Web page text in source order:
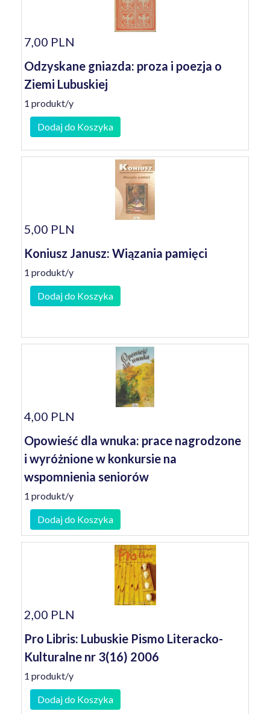
7,00 PLN
Odzyskane gniazda: proza i poezja o
Ziemi Lubuskiej
1 produkt/y
Dodaj do Koszyka
5,00 PLN
Koniusz Janusz: Wiązania pamięci
1 produkt/y
Dodaj do Koszyka
4,00 PLN
Opowieść dla wnuka: prace nagrodzone
i wyróżnione w konkursie na
wspomnienia seniorów
1 produkt/y
Dodaj do Koszyka
2,00 PLN
Pro Libris: Lubuskie Pismo Literacko-
Kulturalne nr 3(16) 2006
1 produkt/y
Dodaj do Koszyka